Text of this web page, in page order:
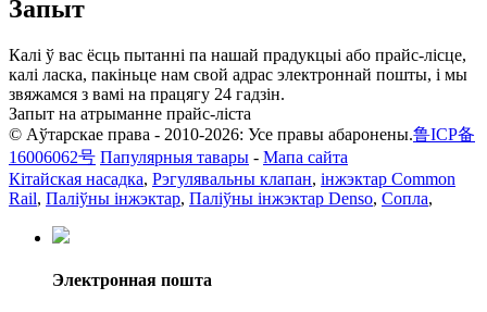
Запыт
Калі ў вас ёсць пытанні па нашай прадукцыі або прайс-лісце,
калі ласка, пакіньце нам свой адрас электроннай пошты, і мы
звяжамся з вамі на працягу 24 гадзін.
Запыт на атрыманне прайс-ліста
© Аўтарскае права - 2010-2026: Усе правы абаронены.鲁ICP备
16006062号 Папулярныя тавары - Мапа сайта
Кітайская насадка, Рэгулявальны клапан, інжэктар Common
Rail, Паліўны інжэктар, Паліўны інжэктар Denso, Сопла,
Электронная пошта